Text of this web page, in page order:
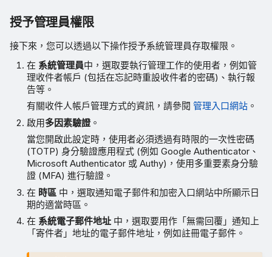
授予管理員權限
接下來，您可以透過以下操作授予系統管理員存取權限。
在 系統管理員中，選取要執行管理工作的使用者，例如管
理收件者帳戶 (包括在忘記時重設收件者的密碼)、執行報
告等。
有關收件人帳戶管理方式的資訊，請參閱管理入口網站 。
啟用多因素驗證。
當您開啟此設定時，使用者必須透過有時限的一次性密碼
(TOTP) 身分驗證應用程式 (例如 Google Authenticator、
Microsoft Authenticator 或 Authy)，使用多重要素身分驗
證 (MFA) 進行驗證。
在 時區 中，選取通知電子郵件和加密入口網站中所顯示日
期的適當時區。
在 系統電子郵件地址 中，選取要用作「無需回覆」通知上
「寄件者」地址的電子郵件地址，例如註冊電子郵件。